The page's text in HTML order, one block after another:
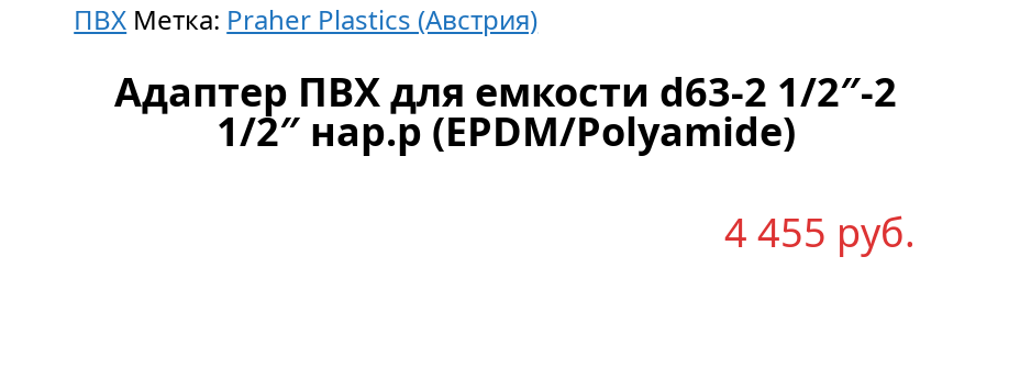
ПВХ Метка: Praher Plastics (Австрия)
Адаптер ПВХ для емкости d63-2 1/2″-2
1/2″ нар.р (EPDM/Polyamide)
4 455 руб.